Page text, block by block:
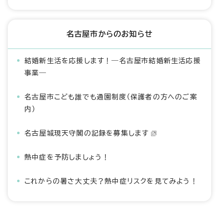
名古屋市からのお知らせ
結婚新生活を応援します！―名古屋市結婚新生活応援
事業―
名古屋市こども誰でも通園制度（保護者の方へのご案
内）
名古屋城現天守閣の記録を募集します
熱中症を予防しましょう！
これからの暑さ大丈夫？熱中症リスクを見てみよう！